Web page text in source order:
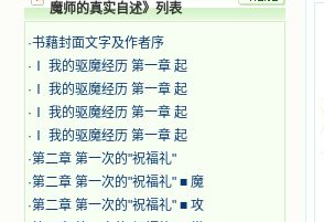
魔师的真实自述》列表
·书藉封面文字及作者序
· Ⅰ 我的驱魔经历 第一章 起
· Ⅰ 我的驱魔经历 第一章 起
· Ⅰ 我的驱魔经历 第一章 起
· Ⅰ 我的驱魔经历 第一章 起
·第二章 第一次的"祝福礼"
·第二章 第一次的"祝福礼" ■ 魔
·第二章 第一次的"祝福礼" ■ 攻